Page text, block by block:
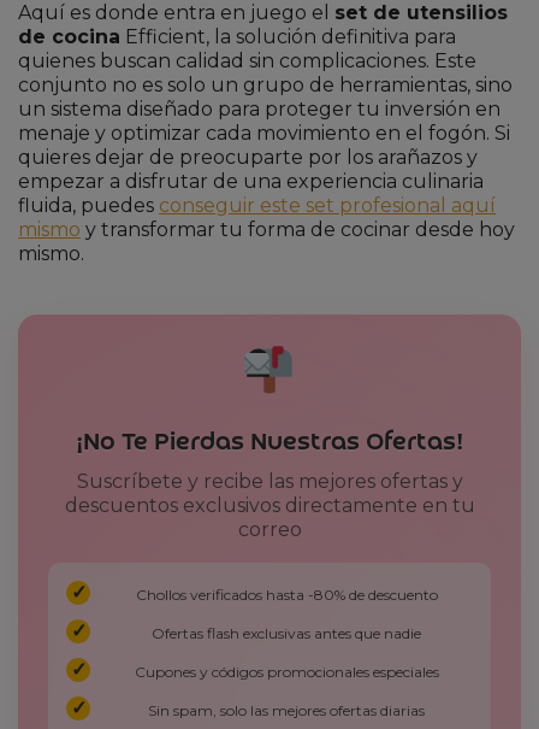
Aquí es donde entra en juego el set de utensilios
de cocina Efficient, la solución definitiva para
quienes buscan calidad sin complicaciones. Este
conjunto no es solo un grupo de herramientas, sino
un sistema diseñado para proteger tu inversión en
menaje y optimizar cada movimiento en el fogón. Si
quieres dejar de preocuparte por los arañazos y
empezar a disfrutar de una experiencia culinaria
fluida, puedes conseguir este set profesional aquí
mismo y transformar tu forma de cocinar desde hoy
mismo.
¡No Te Pierdas Nuestras Ofertas!
Suscríbete y recibe las mejores ofertas y
descuentos exclusivos directamente en tu
correo
Chollos verificados hasta -80% de descuento
Ofertas flash exclusivas antes que nadie
Cupones y códigos promocionales especiales
Sin spam, solo las mejores ofertas diarias